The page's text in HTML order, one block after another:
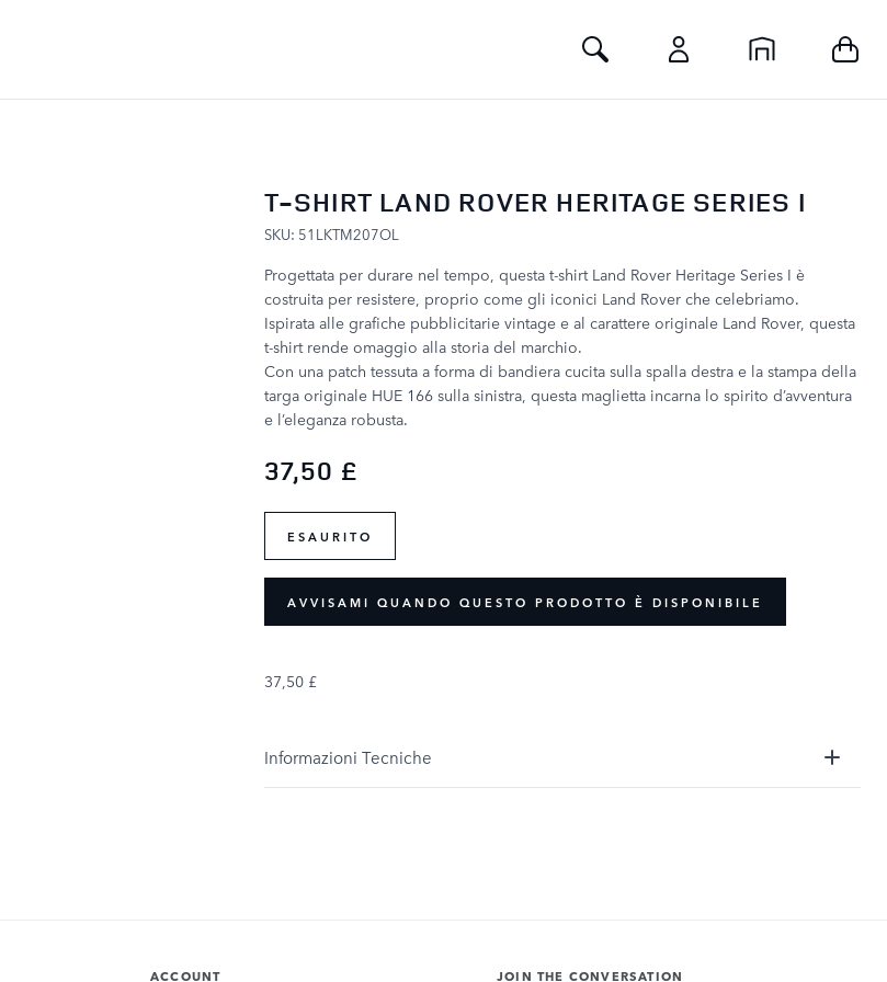
Toggle Search
T-SHIRT LAND ROVER HERITAGE SERIES I
SKU: 51LKTM207OL
Progettata per durare nel tempo, questa t-shirt Land Rover Heritage Series I è
costruita per resistere, proprio come gli iconici Land Rover che celebriamo.
Ispirata alle grafiche pubblicitarie vintage e al carattere originale Land Rover, questa
t-shirt rende omaggio alla storia del marchio.
Con una patch tessuta a forma di bandiera cucita sulla spalla destra e la stampa della
targa originale HUE 166 sulla sinistra, questa maglietta incarna lo spirito d’avventura
e l’eleganza robusta.
37,50 £
ESAURITO
AVVISAMI QUANDO QUESTO PRODOTTO È DISPONIBILE
37,50 £
Informazioni Tecniche
ACCOUNT JOIN THE CONVERSATION